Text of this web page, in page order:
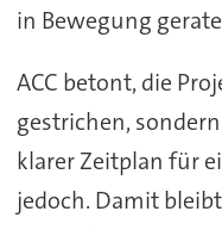
in Bewegung
ACC betont, die
gestrichen,
klarer Zeitplan für
jedoch. Damit